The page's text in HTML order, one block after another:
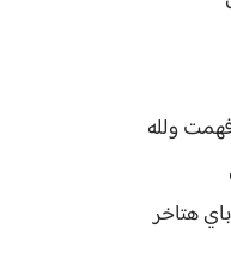
ولله
هتاخر